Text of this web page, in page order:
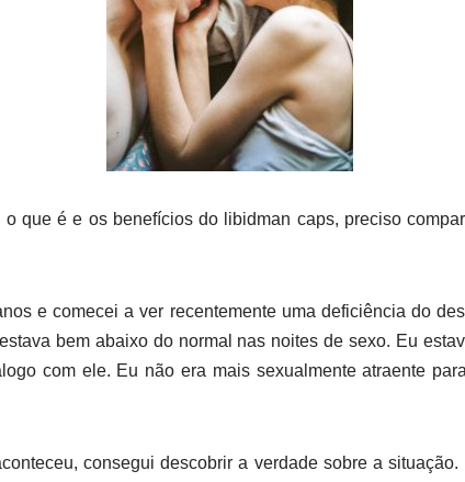
que é e os benefícios do libidman caps, preciso
e comecei a ver recentemente uma deficiência do
bem abaixo do normal nas noites de sexo. Eu
com ele. Eu não era mais sexualmente atraente
consegui descobrir a verdade sobre a